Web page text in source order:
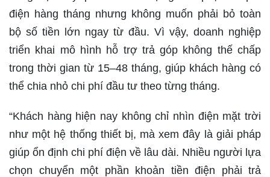
điện hàng tháng nhưng không muốn phải bỏ toàn
bộ số tiền lớn ngay từ đầu. Vì vậy, doanh nghiệp
triển khai mô hình hỗ trợ trả góp không thế chấp
trong thời gian từ 15–48 tháng, giúp khách hàng có
thể chia nhỏ chi phí đầu tư theo từng tháng.
“Khách hàng hiện nay không chỉ nhìn điện mặt trời
như một hệ thống thiết bị, mà xem đây là giải pháp
giúp ổn định chi phí điện về lâu dài. Nhiều người lựa
chọn chuyển một phần khoản tiền điện phải trả